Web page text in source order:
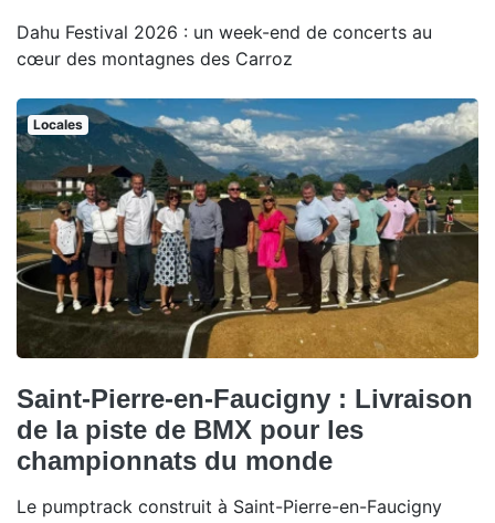
Dahu Festival 2026 : un week-end de concerts au
cœur des montagnes des Carroz
Locales
Saint-Pierre-en-Faucigny : Livraison
de la piste de BMX pour les
championnats du monde
Le pumptrack construit à Saint-Pierre-en-Faucigny